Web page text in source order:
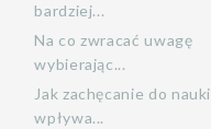
bardziej...
Na co zwracać uwagę
wybierając...
Jak zachęcanie do nauki
wpływa...